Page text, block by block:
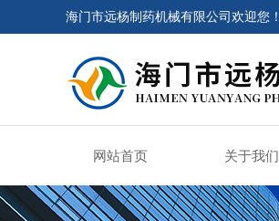
海门市远杨制药机械有限公司欢迎您！
网站首页 关于我们